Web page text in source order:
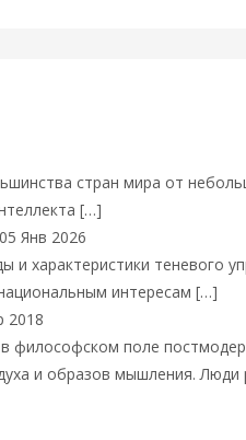
стран мира от
[…]
05 Янв 2026
и характеристики теневого
интересам […]
2018
философском поле
и образов мышления.